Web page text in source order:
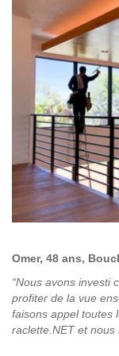
Omer, 48 ans,
“Nous avons investi
profiter de la vue
faisons appel toutes
raclette.NET et nous